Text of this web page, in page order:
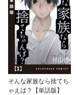
そんな家族なら捨てち
ゃえば？【単話版】